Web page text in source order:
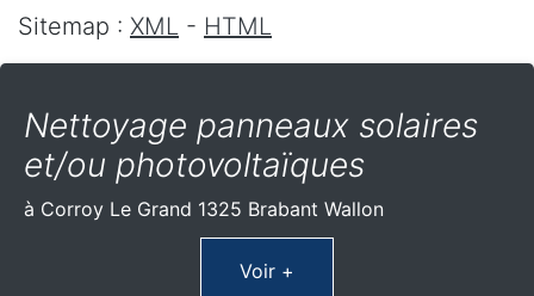
Sitemap : XML - HTML
Nettoyage panneaux solaires
et/ou photovoltaïques
à Corroy Le Grand 1325 Brabant Wallon
Voir +